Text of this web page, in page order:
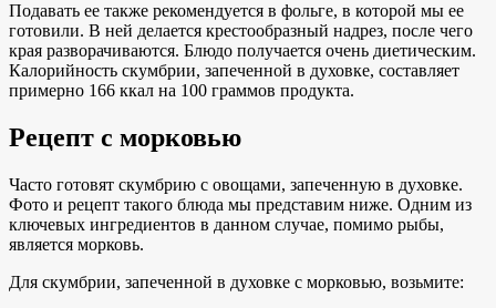
Подавать ее также рекомендуется в фольге, в которой мы ее
готовили. В ней делается крестообразный надрез, после чего
края разворачиваются. Блюдо получается очень диетическим.
Калорийность скумбрии, запеченной в духовке, составляет
примерно 166 ккал на 100 граммов продукта.
Рецепт с морковью
Часто готовят скумбрию с овощами, запеченную в духовке.
Фото и рецепт такого блюда мы представим ниже. Одним из
ключевых ингредиентов в данном случае, помимо рыбы,
является морковь.
Для скумбрии, запеченной в духовке с морковью, возьмите: